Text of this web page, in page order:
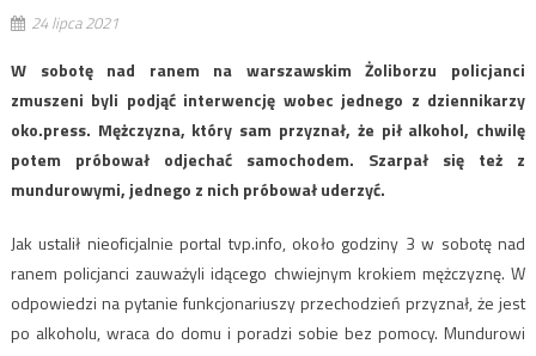
24 lipca 2021
W sobotę nad ranem na warszawskim Żoliborzu policjanci
zmuszeni byli podjąć interwencję wobec jednego z dziennikarzy
oko.press. Mężczyzna, który sam przyznał, że pił alkohol, chwilę
potem próbował odjechać samochodem. Szarpał się też z
mundurowymi, jednego z nich próbował uderzyć.
Jak ustalił nieoficjalnie portal tvp.info, około godziny 3 w sobotę nad
ranem policjanci zauważyli idącego chwiejnym krokiem mężczyznę. W
odpowiedzi na pytanie funkcjonariuszy przechodzień przyznał, że jest
po alkoholu, wraca do domu i poradzi sobie bez pomocy. Mundurowi